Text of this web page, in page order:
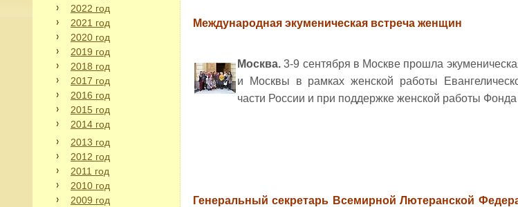
2022 год
2021 год
2020 год
2019 год
2018 год
2017 год
2016 год
2015 год
2014 год
2013 год
2012 год
2011 год
2010 год
2009 год
Международная экуменическая встреча женщин
Москва.3-9 сентября в Москве прошла
и Москвы в рамках женской работы
части России и при поддержке женской работы
Генеральный секретарь Всемирной Лютеранской